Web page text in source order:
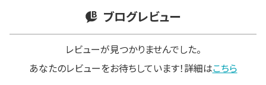
ブログレビュー
レビューが見つかりませんでした。
あなたのレビューをお待ちしています！詳細はこちら